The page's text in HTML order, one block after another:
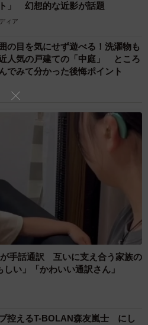
」 幻想的な近影が話題
ィア
の目を気にせず遊べる！洗濯物も
人気の戸建ての「中庭」 ところ
でみて分かった後悔ポイント
手話通訳 互いに支え合う家族の
い」「かわいい通訳さん」
控えるT-BOLAN森友嵐士 にし